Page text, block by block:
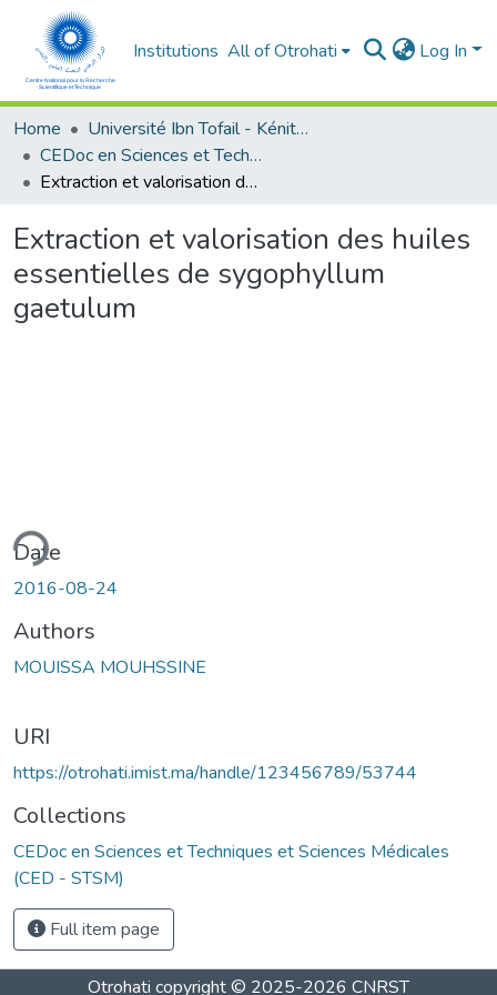
Institutions All of Otrohati Log In
Home
Université Ibn Tofail - Kénitra
CEDoc en Sciences et Techniques et Sciences Médicales (CED - STSM)
Extraction et valorisation des huiles essentielles de sygophyllum gaetulum
Extraction et valorisation des huiles
essentielles de sygophyllum
gaetulum
Date
2016-08-24
Authors
MOUISSA MOUHSSINE
URI
https://otrohati.imist.ma/handle/123456789/53744
Collections
CEDoc en Sciences et Techniques et Sciences Médicales
(CED - STSM)
Full item page
Otrohati copyright © 2025-2026 CNRST